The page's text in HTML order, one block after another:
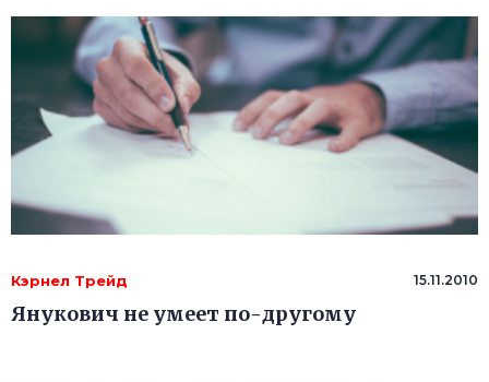
Кэрнел Трейд 15.11.2010
Янукович не умеет по-другому